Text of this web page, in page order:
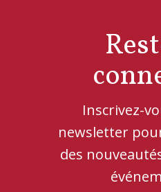
Inscrivez-
newsletter
des